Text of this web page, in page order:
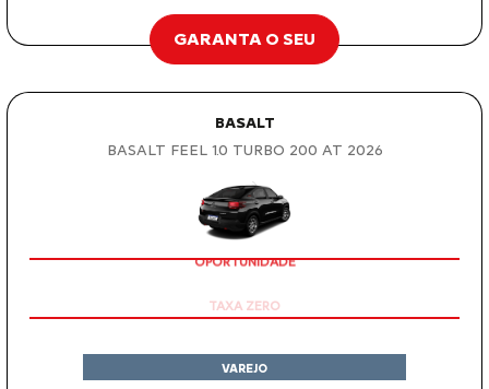
GARANTA O SEU
BASALT
BASALT FEEL 1.0 TURBO 200 AT 2026
OPORTUNIDADE
VAREJO